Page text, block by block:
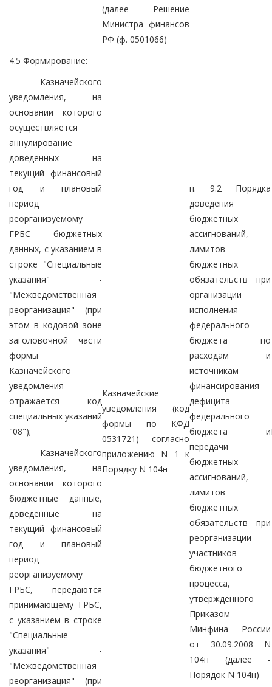
(далее - Решение
Министра финансов
РФ (ф. 0501066)
4.5 Формирование:
- Казначейского
уведомления, на
основании которого
осуществляется
аннулирование
доведенных на
текущий финансовый
год и плановый
период
реорганизуемому
ГРБС бюджетных
данных, с указанием в
строке "Специальные
указания" -
"Межведомственная
реорганизация" (при
этом в кодовой зоне
заголовочной части
формы
Казначейского
уведомления
отражается код
специальных указаний
"08");
- Казначейского
уведомления, на
основании которого
бюджетные данные,
доведенные на
текущий финансовый
год и плановый
период
реорганизуемому
ГРБС, передаются
принимающему ГРБС,
с указанием в строке
"Специальные
указания" -
"Межведомственная
реорганизация" (при
Казначейские
уведомления (код
формы по КФД
0531721) согласно
приложению N 1 к
Порядку N 104н
п. 9.2 Порядка
доведения
бюджетных
ассигнований,
лимитов
бюджетных
обязательств при
организации
исполнения
федерального
бюджета по
расходам и
источникам
финансирования
дефицита
федерального
бюджета и
передачи
бюджетных
ассигнований,
лимитов
бюджетных
обязательств при
реорганизации
участников
бюджетного
процесса,
утвержденного
Приказом
Минфина России
от 30.09.2008 N
104н (далее -
Порядок N 104н)